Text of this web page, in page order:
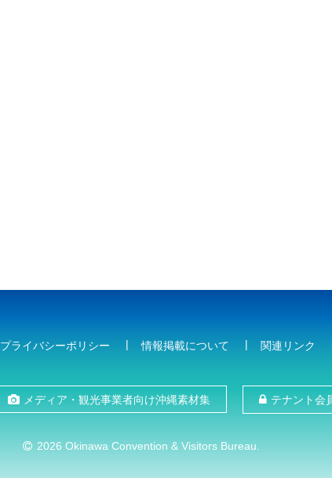
プライバシーポリシー 情報掲載について 関連リンク
メディア・観光事業者向け沖縄素材集 テナント会
2026 Okinawa Convention & Visitors Bureau.